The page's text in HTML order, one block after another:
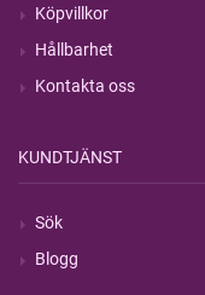
Köpvillkor
Hållbarhet
Kontakta oss
KUNDTJÄNST
Sök
Blogg